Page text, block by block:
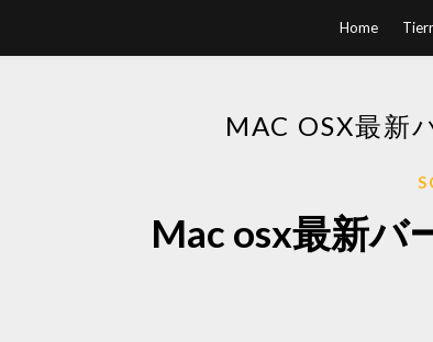
Home
MAC OSX最新
Mac osx最新バ